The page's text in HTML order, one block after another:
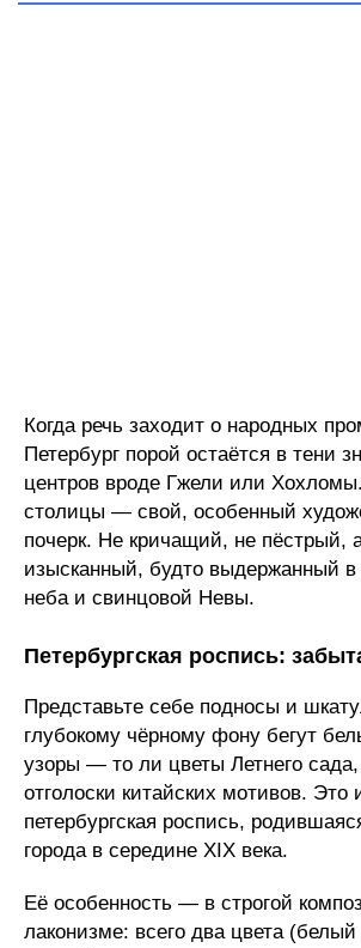
Когда речь заходит о народных
Петербург порой остаётся в тени
центров вроде Гжели или
столицы — свой, особенный
почерк. Не кричащий, не пёстрый,
изысканный, будто выдержанный в
неба и свинцовой Невы.
Петербургская роспись:
Представьте себе подносы и
глубокому чёрному фону бегут
узоры — то ли цветы Летнего
отголоски китайских мотивов. Это
петербургская роспись,
города в середине XIX века.
Её особенность — в строгой
лаконизме: всего два цвета